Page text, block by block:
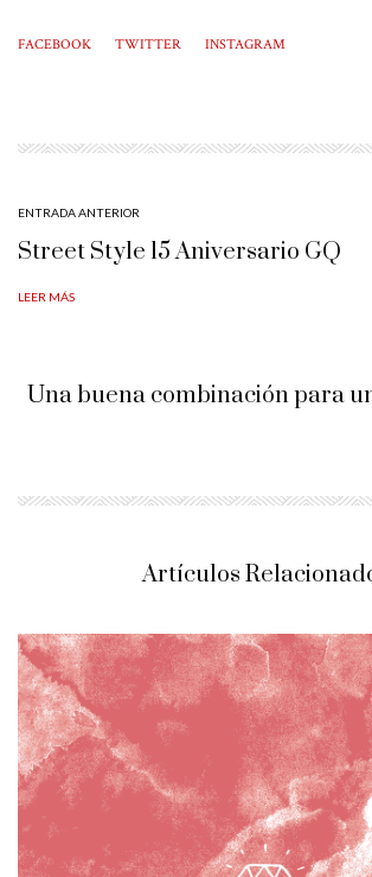
FACEBOOK TWITTER INSTAGRAM
ENTRADA ANTERIOR
Street Style 15 Aniversario GQ
LEER MÁS
Una buena combinación para
Artículos